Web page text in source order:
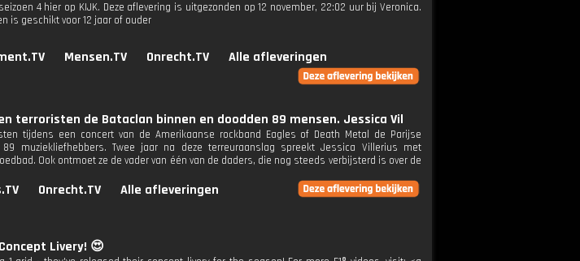
4 hier op KIJK. Deze aflevering is uitgezonden op 12 november, 22:02 uur bij Veronica.
is geschikt voor 12 jaar of ouder
Mensen.TV Onrecht.TV Alle afleveringen
terroristen de Bataclan binnen en doodden 89 mensen. Jessica Vil
tijdens een concert van de Amerikaanse rockband Eagles of Death Metal de Parijse
muziekliefhebbers. Twee jaar na deze terreuraanslag spreekt Jessica Villerius met
Ook ontmoet ze de vader van één van de daders, die nog steeds verbijsterd is over de
Onrecht.TV Alle afleveringen
Livery! 😍